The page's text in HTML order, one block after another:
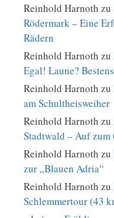
Reinhold Harnoth zu
Rödermark – Eine
Rädern
Reinhold Harnoth zu
Egal! Laune?
Reinhold Harnoth zu
am Schultheisweiher
Reinhold Harnoth zu
Stadtwald – Auf
Reinhold Harnoth zu
zur „Blauen Adria“
Reinhold Harnoth zu
Schlemmertour (43